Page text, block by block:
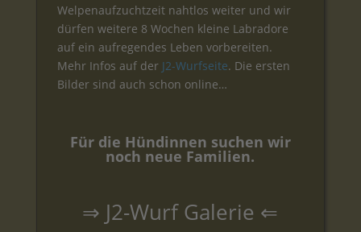
Welpenaufzuchtzeit nahtlos weiter und wir
dürfen weitere 8 Wochen kleine Labradore
auf ein aufregendes Leben vorbereiten.
Mehr Infos auf der J2-Wurfseite. Die ersten
Bilder sind auch schon online…
Für die Hündinnen suchen wir
noch neue Familien.
⇒ J2-Wurf Galerie ⇐